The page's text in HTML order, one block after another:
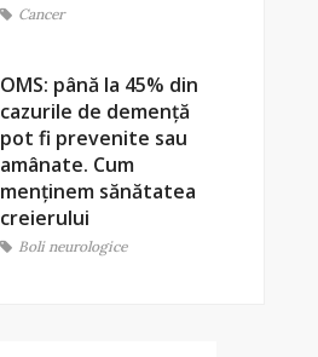
Cancer
OMS: până la 45% din
cazurile de demență
pot fi prevenite sau
amânate. Cum
menținem sănătatea
creierului
Boli neurologice